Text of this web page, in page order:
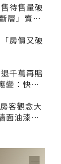
待售量破
層」賣壓
房價又破
千萬再賠
變：快通
客觀念大
面油漆、